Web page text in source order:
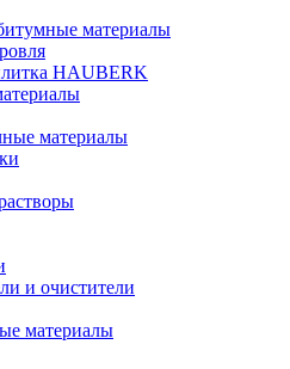
материалы
HAUBERK
материалы
и очистители
материалы